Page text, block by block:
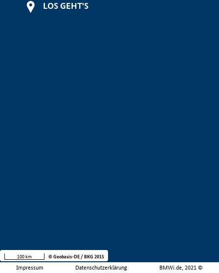
LOS GEHT'S
Impressum Datenschutzerklärung BMWi.de, 2021 ©
100 km © Geobasis-DE / BKG 2015